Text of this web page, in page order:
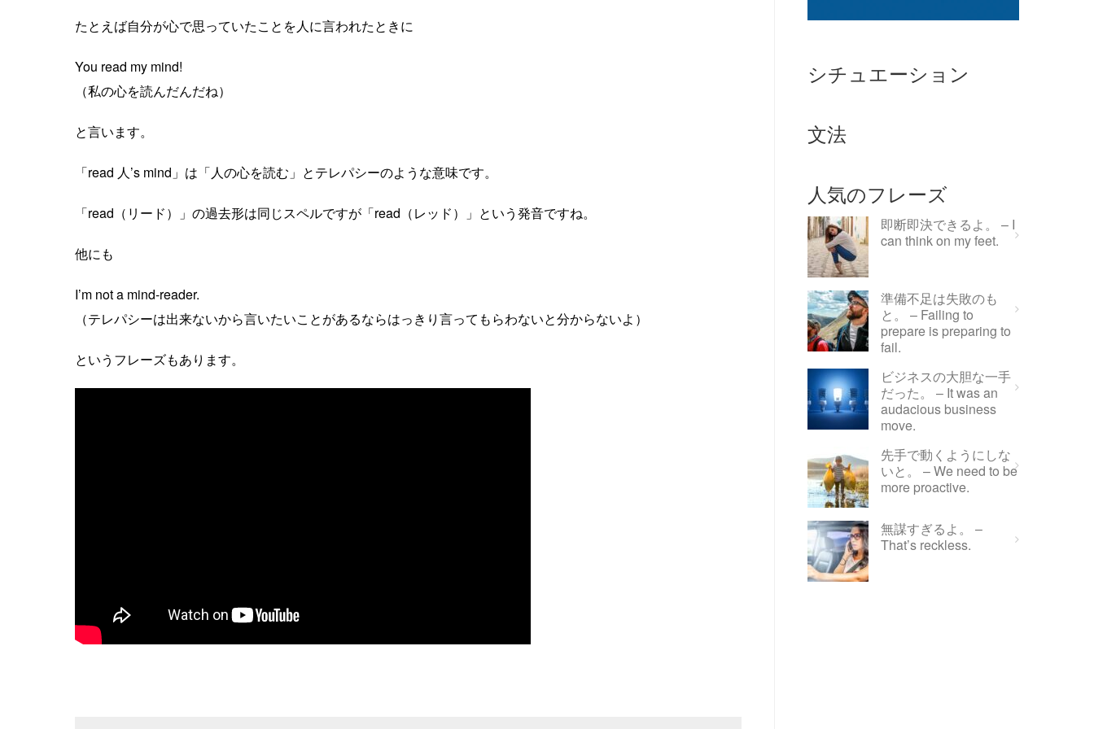
たとえば自分が心で思っていたことを人に言われたときに
You read my mind!
（私の心を読んだんだね）
と言います。
「read 人’s mind」は「人の心を読む」とテレパシーのような意味です。
「read（リード）」の過去形は同じスペルですが「read（レッド）」という発音ですね。
他にも
I’m not a mind-reader.
（テレパシーは出来ないから言いたいことがあるならはっきり言ってもらわないと分からないよ）
というフレーズもあります。
シチュエーション
文法
人気のフレーズ
即断即決できるよ。 – I
can think on my feet.
準備不足は失敗のも
と。 – Failing to
prepare is preparing to
fail.
ビジネスの大胆な一手
だった。 – It was an
audacious business
move.
先手で動くようにしな
いと。 – We need to be
more proactive.
無謀すぎるよ。 –
That’s reckless.